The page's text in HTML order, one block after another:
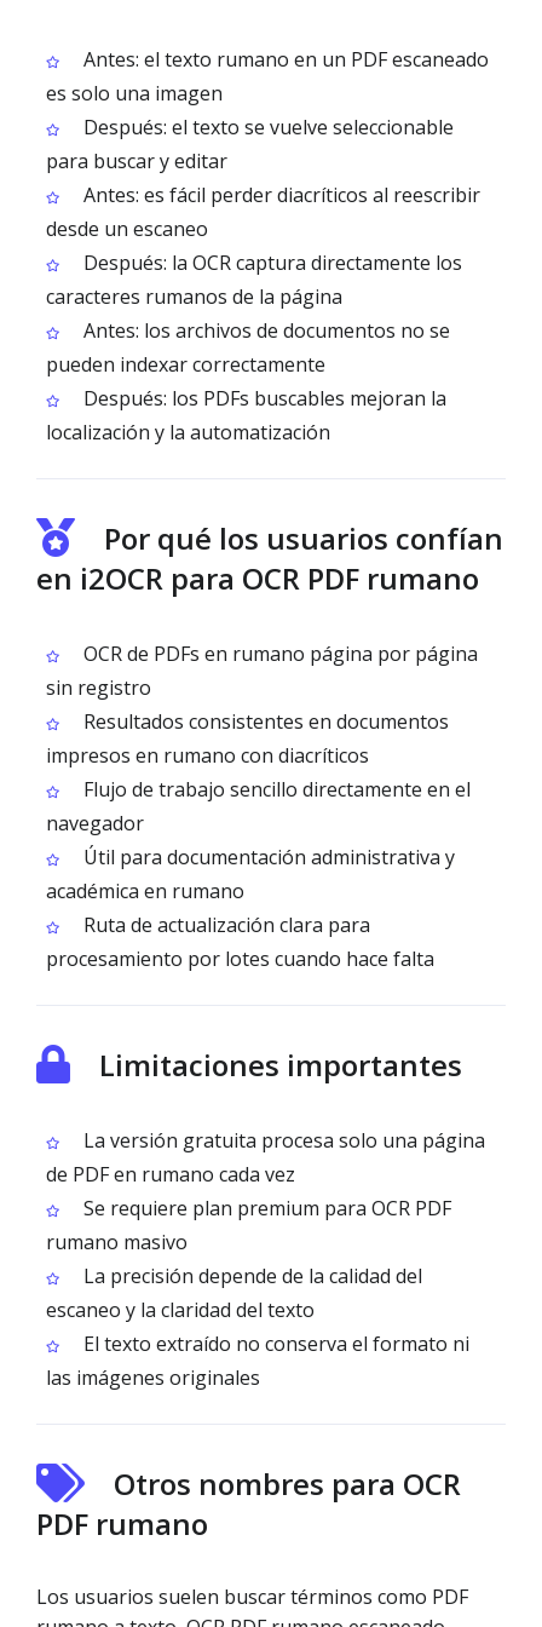
Antes: el texto rumano en un PDF escaneado
es solo una imagen
Después: el texto se vuelve seleccionable
para buscar y editar
Antes: es fácil perder diacríticos al reescribir
desde un escaneo
Después: la OCR captura directamente los
caracteres rumanos de la página
Antes: los archivos de documentos no se
pueden indexar correctamente
Después: los PDFs buscables mejoran la
localización y la automatización
Por qué los usuarios confían
en i2OCR para OCR PDF rumano
OCR de PDFs en rumano página por página
sin registro
Resultados consistentes en documentos
impresos en rumano con diacríticos
Flujo de trabajo sencillo directamente en el
navegador
Útil para documentación administrativa y
académica en rumano
Ruta de actualización clara para
procesamiento por lotes cuando hace falta
Limitaciones importantes
La versión gratuita procesa solo una página
de PDF en rumano cada vez
Se requiere plan premium para OCR PDF
rumano masivo
La precisión depende de la calidad del
escaneo y la claridad del texto
El texto extraído no conserva el formato ni
las imágenes originales
Otros nombres para OCR
PDF rumano
Los usuarios suelen buscar términos como PDF